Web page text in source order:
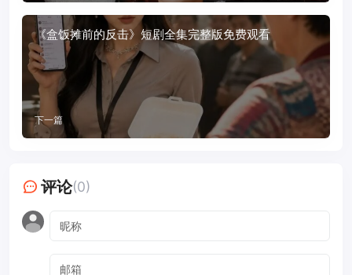
《盒饭摊前的反击》短剧全集完整版免费观看
下一篇
评论(0)